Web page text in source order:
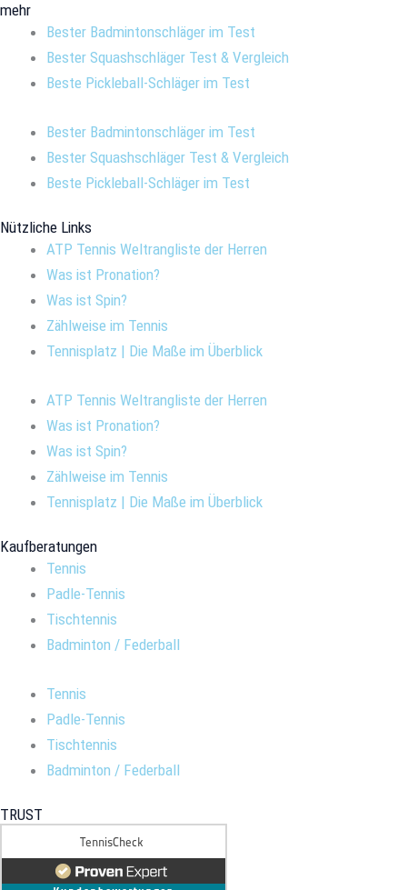
mehr
Bester Badmintonschläger im Test
Bester Squashschläger Test & Vergleich
Beste Pickleball-Schläger im Test
Bester Badmintonschläger im Test
Bester Squashschläger Test & Vergleich
Beste Pickleball-Schläger im Test
Nützliche Links
ATP Tennis Weltrangliste der Herren
Was ist Pronation?
Was ist Spin?
Zählweise im Tennis
Tennisplatz | Die Maße im Überblick
ATP Tennis Weltrangliste der Herren
Was ist Pronation?
Was ist Spin?
Zählweise im Tennis
Tennisplatz | Die Maße im Überblick
Kaufberatungen
Tennis
Padle-Tennis
Tischtennis
Badminton / Federball
Tennis
Padle-Tennis
Tischtennis
Badminton / Federball
TRUST